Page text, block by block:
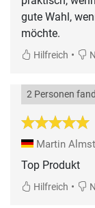
gute Wahl,
möchte.
Hilfreich •
2 Personen
Martin
Top Produkt
Hilfreich •